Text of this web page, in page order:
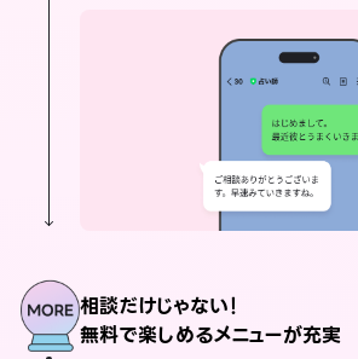
相談だけじゃない！
無料で楽しめるメニューが充実